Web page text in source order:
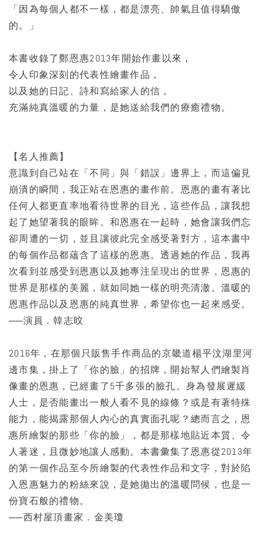
「因為每個人都不一樣，都是漂亮、帥氣且值得驕傲
的。」
本書收錄了鄭恩惠2013年開始作畫以來，
令人印象深刻的代表性繪畫作品，
以及她的日記、詩和寫給家人的信，
充滿純真溫暖的力量，是她送給我們的療癒禮物。
【名人推薦】
意識到自己站在「不同」與「錯誤」邊界上，而這偏見
崩潰的瞬間，我正站在恩惠的畫作前。恩惠的畫有著比
任何人都更直率地看待世界的目光，這些作品，讓我想
起了她望著我的眼眸。和恩惠在一起時，她會讓我們忘
卻周遭的一切，並且讓彼此完全感受著對方，這本書中
的每個作品都蘊含了這樣的恩惠。透過她的作品，我再
次看到並感受到恩惠以及她專注呈現出的世界，恩惠的
世界是那樣的美麗，就如同她一樣的明亮清澈。溫暖的
恩惠作品以及恩惠的純真世界，希望你也一起來感受。
──演員．韓志旼
2016年，在那個只販售手作商品的京畿道楊平汶湖里河
邊市集，掛上了「你的臉」的招牌，開始幫人們繪製肖
像畫的恩惠，已經畫了5千多張的臉孔。身為發展遲緩
人士，是否能畫出一般人看不見的線條？或是有著特殊
能力，能揭露那個人內心的真實面孔呢？總而言之，恩
惠所繪製的那些「你的臉」，都是那樣地貼近本質、令
人著迷，且微妙地讓人感動。本書彙集了恩惠從2013年
的第一個作品至今所繪製的代表性作品和文字，對於陷
入恩惠魅力的粉絲來說，是她拋出的溫暖問候，也是一
份寶石般的禮物。
──西村屋頂畫家．金美瓊